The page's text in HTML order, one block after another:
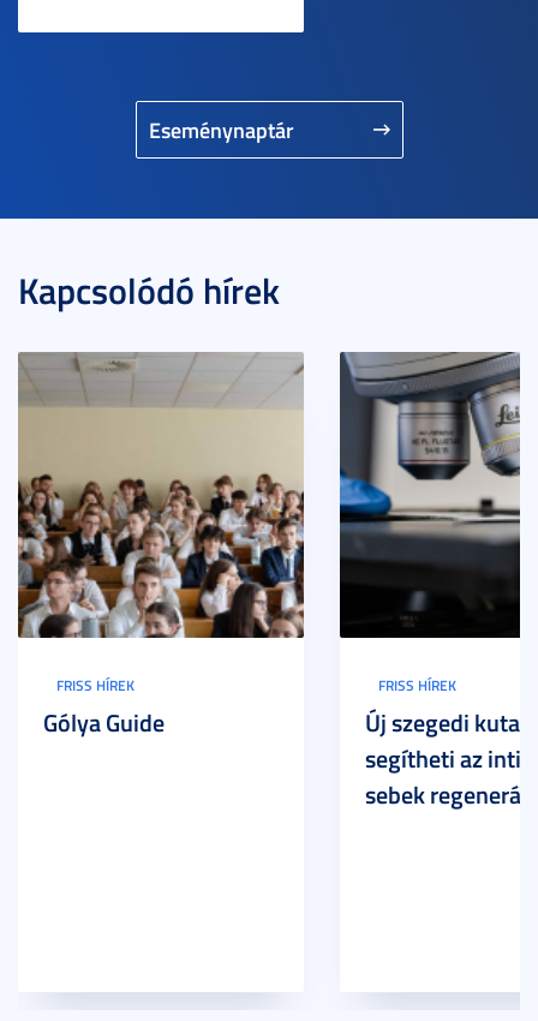
Eseménynaptár
Kapcsolódó hírek
FRISS HÍREK
Gólya Guide
FRISS HÍREK
Új szegedi
segítheti az
sebek